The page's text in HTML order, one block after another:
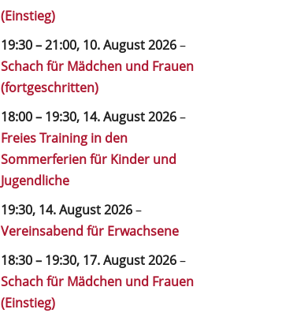
(Einstieg)
19:30–21:00, 10. August 2026–
Schach für Mädchen und Frauen
(fortgeschritten)
18:00– 19:30, 14. August 2026–
Freies Training in den
Sommerferien für Kinder und
Jugendliche
19:30, 14. August 2026–
Vereinsabend für Erwachsene
18:30– 19:30, 17. August 2026–
Schach für Mädchen und Frauen
(Einstieg)